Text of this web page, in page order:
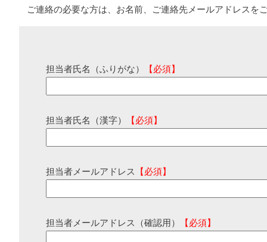
ご連絡の必要な方は、お名前、ご連絡先メールアドレスを
担当者氏名（ふりがな） 【必須】
担当者氏名（漢字） 【必須】
担当者メールアドレス 【必須】
担当者メールアドレス（確認用） 【必須】